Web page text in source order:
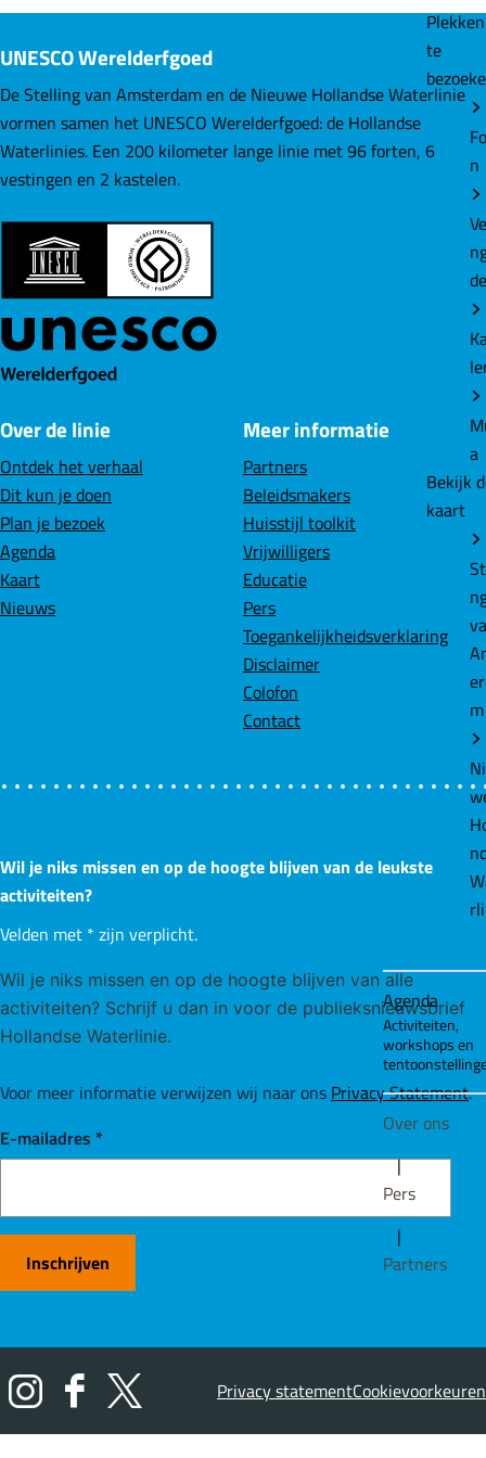
te
n
a
Bekijk
kaart
m
Agenda
Activiteiten,
workshops en
Over ons
|
Pers
|
Partners
z
e
p
a
g
n
a
o
p
F
a
e
b
o
o
k
z
e
p
a
g
n
p
L
i
k
d
I
n
z
e
p
a
g
n
a
o
p
W
A
UNESCO Werelderfgoed
De Stelling van Amsterdam en de Nieuwe Hollandse Waterlinie
vormen samen het UNESCO Werelderfgoed: de Hollandse
Waterlinies. Een 200 kilometer lange linie met 96 forten, 6
vestingen en 2 kastelen.
Over de linie
Ontdek het verhaal
Dit kun je doen
Plan je bezoek
Agenda
Kaart
Nieuws
Meer informatie
Partners
Beleidsmakers
Huisstijl toolkit
Vrijwilligers
Educatie
Pers
Toegankelijkheidsverklaring
Disclaimer
Colofon
Contact
Wil je niks missen en op de hoogte blijven van de leukste
activiteiten?
Velden met * zijn verplicht.
Wil je niks missen en op de hoogte blijven van alle
activiteiten? Schrijf u dan in voor de publieksnieuwsbrief
Hollandse Waterlinie.
Voor meer informatie verwijzen wij naar ons Privacy Statement.
E-mailadres *
Inschrijven
I
n
F
a
X
H
Privacy statementCookievoorkeuren